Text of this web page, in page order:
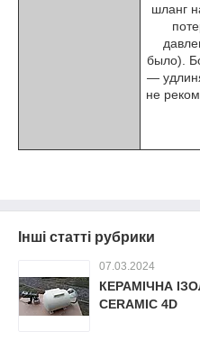
шланг
было).
―
не
Інші статті рубрики
07.03.2024
КЕРАМІЧНА
CERAMIC 4D